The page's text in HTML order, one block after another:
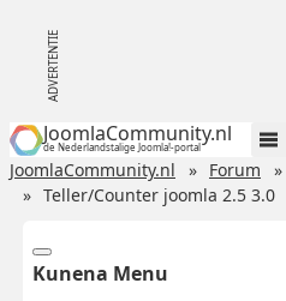
JoomlaCommunity.nl
de Nederlandstalige Joomla!-portal
JoomlaCommunity.nl Forum
Teller/Counter joomla 2.5 3.0
Kunena Menu